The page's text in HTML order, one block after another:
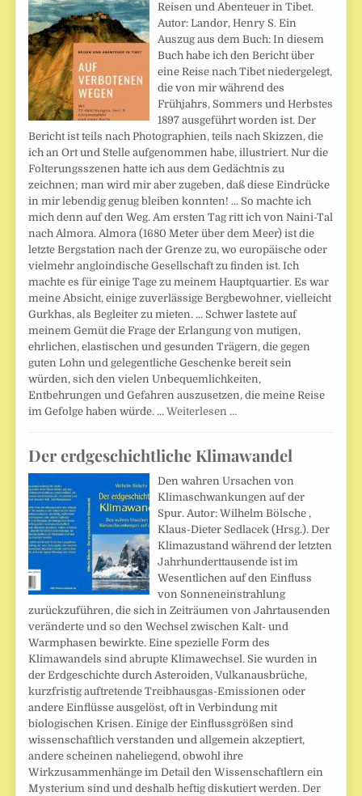
Reisen und Abenteuer in Tibet.
Autor: Landor, Henry S. Ein
Auszug aus dem Buch: In diesem
Buch habe ich den Bericht über
eine Reise nach Tibet niedergelegt,
die von mir während des
Frühjahrs, Sommers und Herbstes
1897 ausgeführt worden ist. Der
Bericht ist teils nach Photographien, teils nach Skizzen, die
ich an Ort und Stelle aufgenommen habe, illustriert. Nur die
Folterungsszenen hatte ich aus dem Gedächtnis zu
zeichnen; man wird mir aber zugeben, daß diese Eindrücke
in mir lebendig genug bleiben konnten! ... So machte ich
mich denn auf den Weg. Am ersten Tag ritt ich von Naini-Tal
nach Almora. Almora (1680 Meter über dem Meer) ist die
letzte Bergstation nach der Grenze zu, wo europäische oder
vielmehr angloindische Gesellschaft zu finden ist. Ich
machte es für einige Tage zu meinem Hauptquartier. Es war
meine Absicht, einige zuverlässige Bergbewohner, vielleicht
Gurkhas, als Begleiter zu mieten. ... Schwer lastete auf
meinem Gemüt die Frage der Erlangung von mutigen,
ehrlichen, elastischen und gesunden Trägern, die gegen
guten Lohn und gelegentliche Geschenke bereit sein
würden, sich den vielen Unbequemlichkeiten,
Entbehrungen und Gefahren auszusetzen, die meine Reise
im Gefolge haben würde. ...Weiterlesen …
Der erdgeschichtliche Klimawandel
Den wahren Ursachen von
Klimaschwankungen auf der
Spur. Autor: Wilhelm Bölsche ,
Klaus-Dieter Sedlacek (Hrsg.). Der
Klimazustand während der letzten
Jahrhunderttausende ist im
Wesentlichen auf den Einfluss
von Sonneneinstrahlung
zurückzuführen, die sich in Zeiträumen von Jahrtausenden
veränderte und so den Wechsel zwischen Kalt- und
Warmphasen bewirkte. Eine spezielle Form des
Klimawandels sind abrupte Klimawechsel. Sie wurden in
der Erdgeschichte durch Asteroiden, Vulkanausbrüche,
kurzfristig auftretende Treibhausgas-Emissionen oder
andere Einflüsse ausgelöst, oft in Verbindung mit
biologischen Krisen. Einige der Einflussgrößen sind
wissenschaftlich verstanden und allgemein akzeptiert,
andere scheinen naheliegend, obwohl ihre
Wirkzusammenhänge im Detail den Wissenschaftlern ein
Mysterium sind und deshalb heftig diskutiert werden. Der